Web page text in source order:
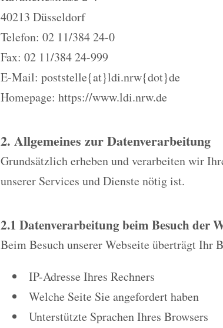
40213 Düsseldorf
Telefon: 02 11/384 24-0
Fax: 02 11/384 24-999
E-Mail: poststelle{at}ldi.nrw{dot}de
Homepage: https://www.ldi.nrw.de
2. Allgemeines zur Datenverarbeitung
Grundsätzlich erheben und verarbeiten wir
unserer Services und Dienste nötig ist.
2.1 Datenverarbeitung beim Besuch der
Beim Besuch unserer Webseite überträgt Ihr
IP-Adresse Ihres Rechners
Welche Seite Sie angefordert haben
Unterstützte Sprachen Ihres Browsers